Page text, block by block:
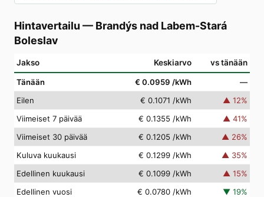
Hintavertailu — Brandýs nad Labem-Stará
Boleslav
Jakso Keskiarvo vs tänään
Tänään € 0.0959 /kWh
—
Eilen
€ 0.1071 /kWh ▲ 12%
Viimeiset 7 päivää
€ 0.1355 /kWh ▲ 41%
Viimeiset 30 päivää
€ 0.1205 /kWh ▲ 26%
Kuluva kuukausi
€ 0.1299 /kWh ▲ 35%
Edellinen kuukausi
€ 0.1099 /kWh ▲ 15%
Edellinen vuosi
€ 0.0780 /kWh ▼ 19%